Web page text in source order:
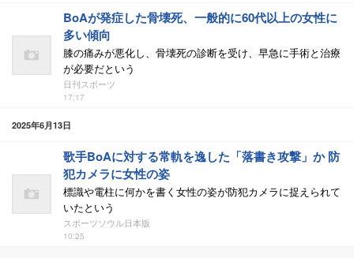
BoAが発症した骨壊死、一般的に60代以上の女性に
多い傾向
膝の痛みが悪化し、骨壊死の診断を受け、早急に手術と治療
が必要だという
日刊スポーツ
17:17
2025年6月13日
歌手BoAに対する常軌を逸した「落書き攻撃」か 防
犯カメラに女性の姿
標識や電柱に何かを書く女性の姿が防犯カメラに捉えられて
いたという
スポーツソウル日本版
10:25